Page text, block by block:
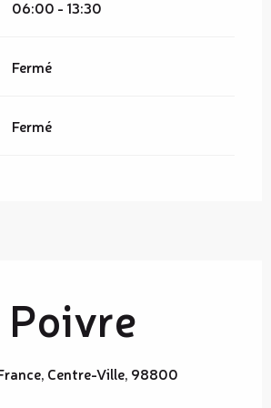
06:00 - 13:30
Fermé
Fermé
Poivre
Centre-Ville, 98800